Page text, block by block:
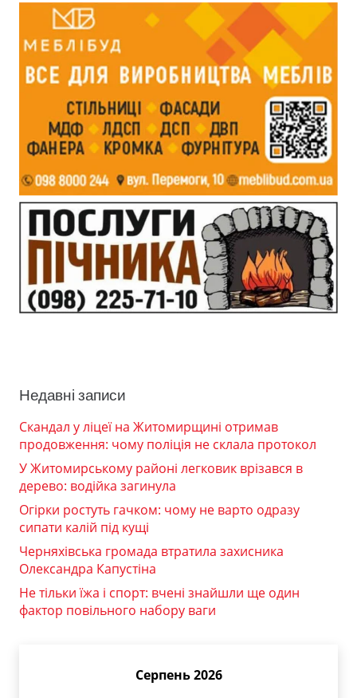
Недавні записи
Скандал у ліцеї на Житомирщині отримав
продовження: чому поліція не склала протокол
У Житомирському районі легковик врізався в
дерево: водійка загинула
Огірки ростуть гачком: чому не варто одразу
сипати калій під кущі
Черняхівська громада втратила захисника
Олександра Капустіна
Не тільки їжа і спорт: вчені знайшли ще один
фактор повільного набору ваги
Серпень 2026